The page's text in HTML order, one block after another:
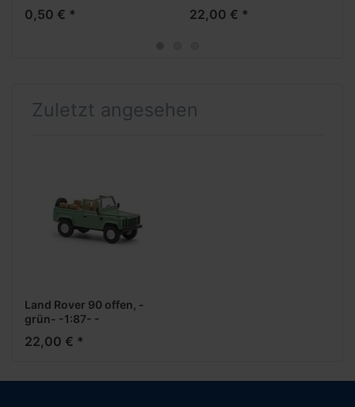
0,50 € * 22,00 € *
Zuletzt angesehen
Land Rover 90 offen, -
grün- -1:87- -
22,00 € *